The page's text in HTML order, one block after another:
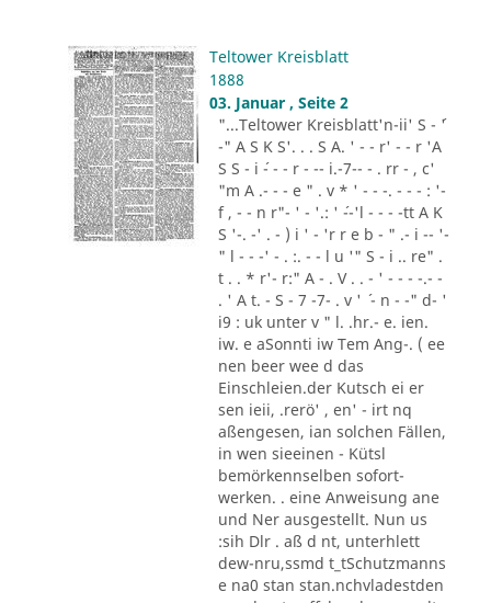
Teltower Kreisblatt
1888
03. Januar , Seite 2
"...Teltower Kreisblatt'n-ii' S - ´'
-" A S K S'. . . S A. ' - - r' - - r 'A
S S - i ´- - - r - -- i.-7-- - . rr - , c'
"m A .- - - e " . v * ' - - -. - - - : '-
f , - - n r"- ' - '.: ' ´--'l - - - -tt A K
S '-. -' . - ) i ' - 'r r e b - " .- i -- '-
" l - - -' - . :. - - l u '" S - i .. re" .
t . . * r'- r:" A - . V . . - ' - - - -.- -
. ' A t. - S - 7 -7- . v ' ´ - n - -" d- '
i9 : uk unter v " l. .hr.- e. ien.
iw. e aSonnti iw Tem Ang-. ( ee
nen beer wee d das
Einschleien.der Kutsch ei er
sen ieii, .rerö' , en' - irt nq
aßengesen, ian solchen Fällen,
in wen sieeinen - Kütsl
bemörkennselben sofort-
werken. . eine Anweisung ane
und Ner ausgestellt. Nun us
:sih Dlr . aß d nt, unterhlett
dew-nru,ssmd t_tSchutzmanns
e na0 stan stan.nchvladestden